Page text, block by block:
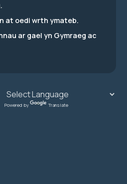
at oedi wrth ymateb.
ar gael yn Gymraeg ac
Powered by Translate